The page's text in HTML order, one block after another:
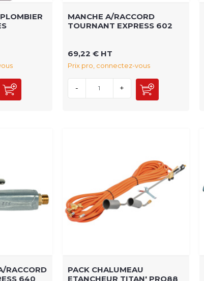
MANCHE A/RACCORD
TOURNANT EXPRESS 602
69,22 € HT
Prix pro, connectez-vous
- +
RACCORD
640
PACK CHALUMEAU
ETANCHEUR TITAN' PRO88